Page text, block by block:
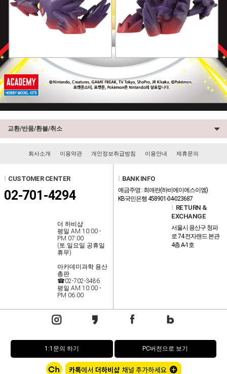
교환/반품/환불/취소
회사소개 이용약관 개인정보취급방침 이용안내 제휴문의
CUSTOMER CENTER
02-701-4294
더 하비샵
평일 AM 10:00 -
PM 07:00
(토.일요일.공휴일
휴무)
아카데미과학 용산
총판
☎02-702-3486
평일 AM 10:00 -
PM 06:00
BANK INFO
예금주명 : 최애란(하비에이에스이엠)
KB국민은행 458901-04-023687
RETURN &
EXCHANGE
서울시 용산구 청파
로 74 전자랜드 본관
4층 A-1호
1:1문의 하기 PC버전으로 보기